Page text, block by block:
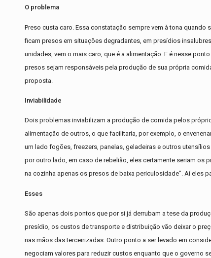
O problema
Preso custa caro. Essa constatação sempre vem à tona
ficam presos em situações degradantes, em presídios
unidades, vem o mais caro, que é a alimentação. E é nesse
presos sejam responsáveis pela produção de sua própria
proposta.
Inviabilidade
Dois problemas inviabilizam a produção de comida pelos
alimentação de outros, o que facilitaria, por exemplo, o
um lado fogões, freezers, panelas, geladeiras e outros
por outro lado, em caso de rebelião, eles certamente seriam os
na cozinha apenas os presos de baixa periculosidade”. Aí eles
Esses
São apenas dois pontos que por si já derrubam a tese da
presídio, os custos de transporte e distribuição vão deixar o
nas mãos das terceirizadas. Outro ponto a ser levado em
negociam valores para reduzir custos enquanto que o governo